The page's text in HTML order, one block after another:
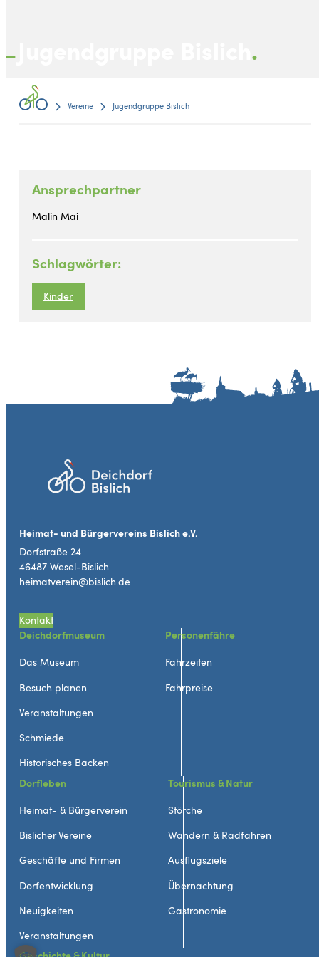
Vereine Jugendgruppe Bislich
Ansprechpartner
Malin Mai
Schlagwörter:
Kinder
Heimat- und Bürgervereins Bislich e.V.
Dorfstraße 24
46487 Wesel-Bislich
heimatverein@bislich.de
Kontakt
Deichdorfmuseum
Das Museum
Besuch planen
Veranstaltungen
Schmiede
Historisches Backen
Personenfähre
Fahrzeiten
Fahrpreise
Dorfleben
Heimat- & Bürgerverein
Bislicher Vereine
Geschäfte und Firmen
Dorfentwicklung
Neuigkeiten
Veranstaltungen
Tourismus & Natur
Störche
Wandern & Radfahren
Ausflugsziele
Übernachtung
Gastronomie